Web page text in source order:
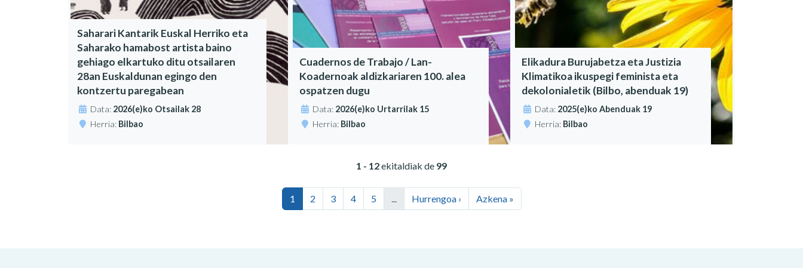
Saharari Kantarik Euskal Herriko eta
Saharako hamabost artista baino
gehiago elkartuko ditu otsailaren
28an Euskaldunan egingo den
kontzertu paregabean
Data: 2026(e)ko Otsailak 28
Herria: Bilbao
Cuadernos de Trabajo / Lan-
Koadernoak aldizkariaren 100. alea
ospatzen dugu
Data: 2026(e)ko Urtarrilak 15
Herria: Bilbao
Elikadura Burujabetza eta Justizia
Klimatikoa ikuspegi feminista eta
dekolonialetik (Bilbo, abenduak 19)
Data: 2025(e)ko Abenduak 19
Herria: Bilbao
1 - 12ekitaldiak de 99
1 2 3 4 5 ... Hurrengoa › Azkena »